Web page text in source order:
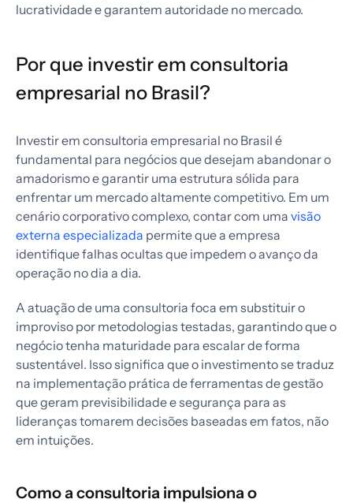
lucratividade e garantem autoridade no mercado.
Por que investir em consultoria
empresarial no Brasil?
Investir em consultoria empresarial no Brasil é
fundamental para negócios que desejam abandonar o
amadorismo e garantir uma estrutura sólida para
enfrentar um mercado altamente competitivo. Em um
cenário corporativo complexo, contar com uma visão
externa especializada permite que a empresa
identifique falhas ocultas que impedem o avanço da
operação no dia a dia.
A atuação de uma consultoria foca em substituir o
improviso por metodologias testadas, garantindo que o
negócio tenha maturidade para escalar de forma
sustentável. Isso significa que o investimento se traduz
na implementação prática de ferramentas de gestão
que geram previsibilidade e segurança para as
lideranças tomarem decisões baseadas em fatos, não
em intuições.
Como a consultoria impulsiona o